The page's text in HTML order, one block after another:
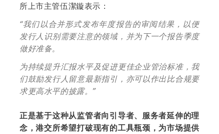
所上市主管伍潔鏇表示：
“我们以合并形式发布年度报告的审阅结果，以便
发行人识别需要注意的领域，并为下一个报告季度
做好准备。
为持续提升汇报水平及促进更佳企业管治标准，我
们鼓励发行人留意最新指引，亦可以作出比合规要
求更高水平的披露。”
正是基于这种从监管者向引导者、服务者延伸的理
念，港交所希望打破现有的工具瓶颈，为市场提供